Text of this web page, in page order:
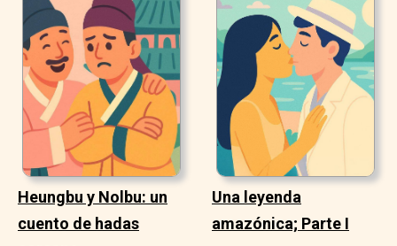
Heungbu y Nolbu: un
cuento de hadas
Una leyenda
amazónica; Parte I